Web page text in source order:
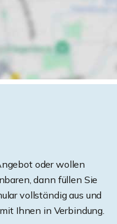
oder wollen
dann füllen Sie
vollständig aus und
Ihnen in Verbindung.